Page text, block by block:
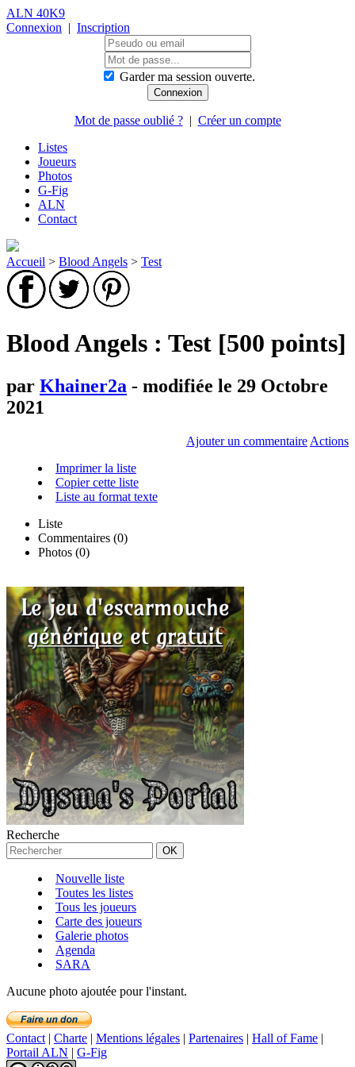
ALN 40K9
Connexion | Inscription
Garder ma session ouverte.
Mot de passe oublié ?| Créer un compte
Listes
Joueurs
Photos
G-Fig
ALN
Contact
Accueil > Blood Angels > Test
Blood Angels : Test [500 points]
par Khainer2a - modifiée le 29 Octobre
2021
Ajouter un commentaire Actions
Imprimer la liste
Copier cette liste
Liste au format texte
Liste
Commentaires (0)
Photos (0)
Recherche
Nouvelle liste
Toutes les listes
Tous les joueurs
Carte des joueurs
Galerie photos
Agenda
SARA
Aucune photo ajoutée pour l'instant.
Contact | Charte | Mentions légales | Partenaires | Hall of Fame |
Portail ALN | G-Fig